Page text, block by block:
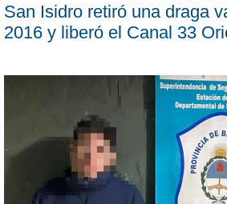
San Isidro retiró una draga
2016 y liberó el Canal 33